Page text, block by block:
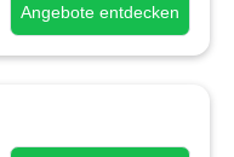
Angebote entdecken